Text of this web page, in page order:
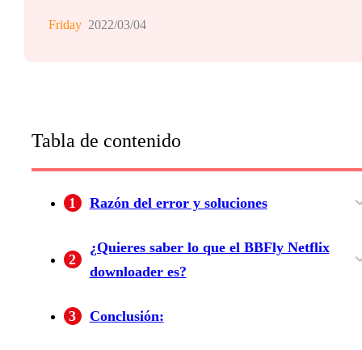
Friday 2022/03/04
Tabla de contenido
1 Razón del error y soluciones
de Netflix en el Apple TV sigue sin funcionar?
2
¿Quieres saber lo que el BBFly Netflix
downloader es?
3 Conclusión: